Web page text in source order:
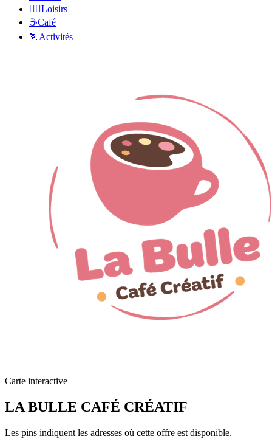
🏃‍♂️Loisirs
☕️Café
🏃Activités
Carte interactive
LA BULLE CAFÉ CRÉATIF
Les pins indiquent les adresses où cette offre est disponible.